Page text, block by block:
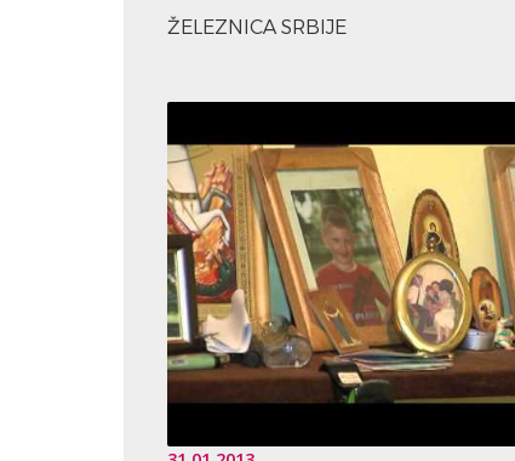
ŽELEZNICA SRBIJE